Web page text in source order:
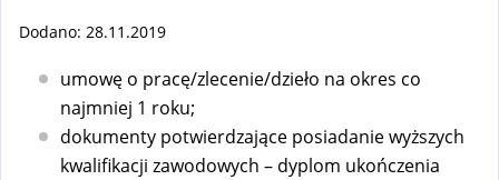
Dodano: 28.11.2019
umowę o pracę/zlecenie/dzieło na okres co
najmniej 1 roku;
dokumenty potwierdzające posiadanie wyższych
kwalifikacji zawodowych – dyplom ukończenia